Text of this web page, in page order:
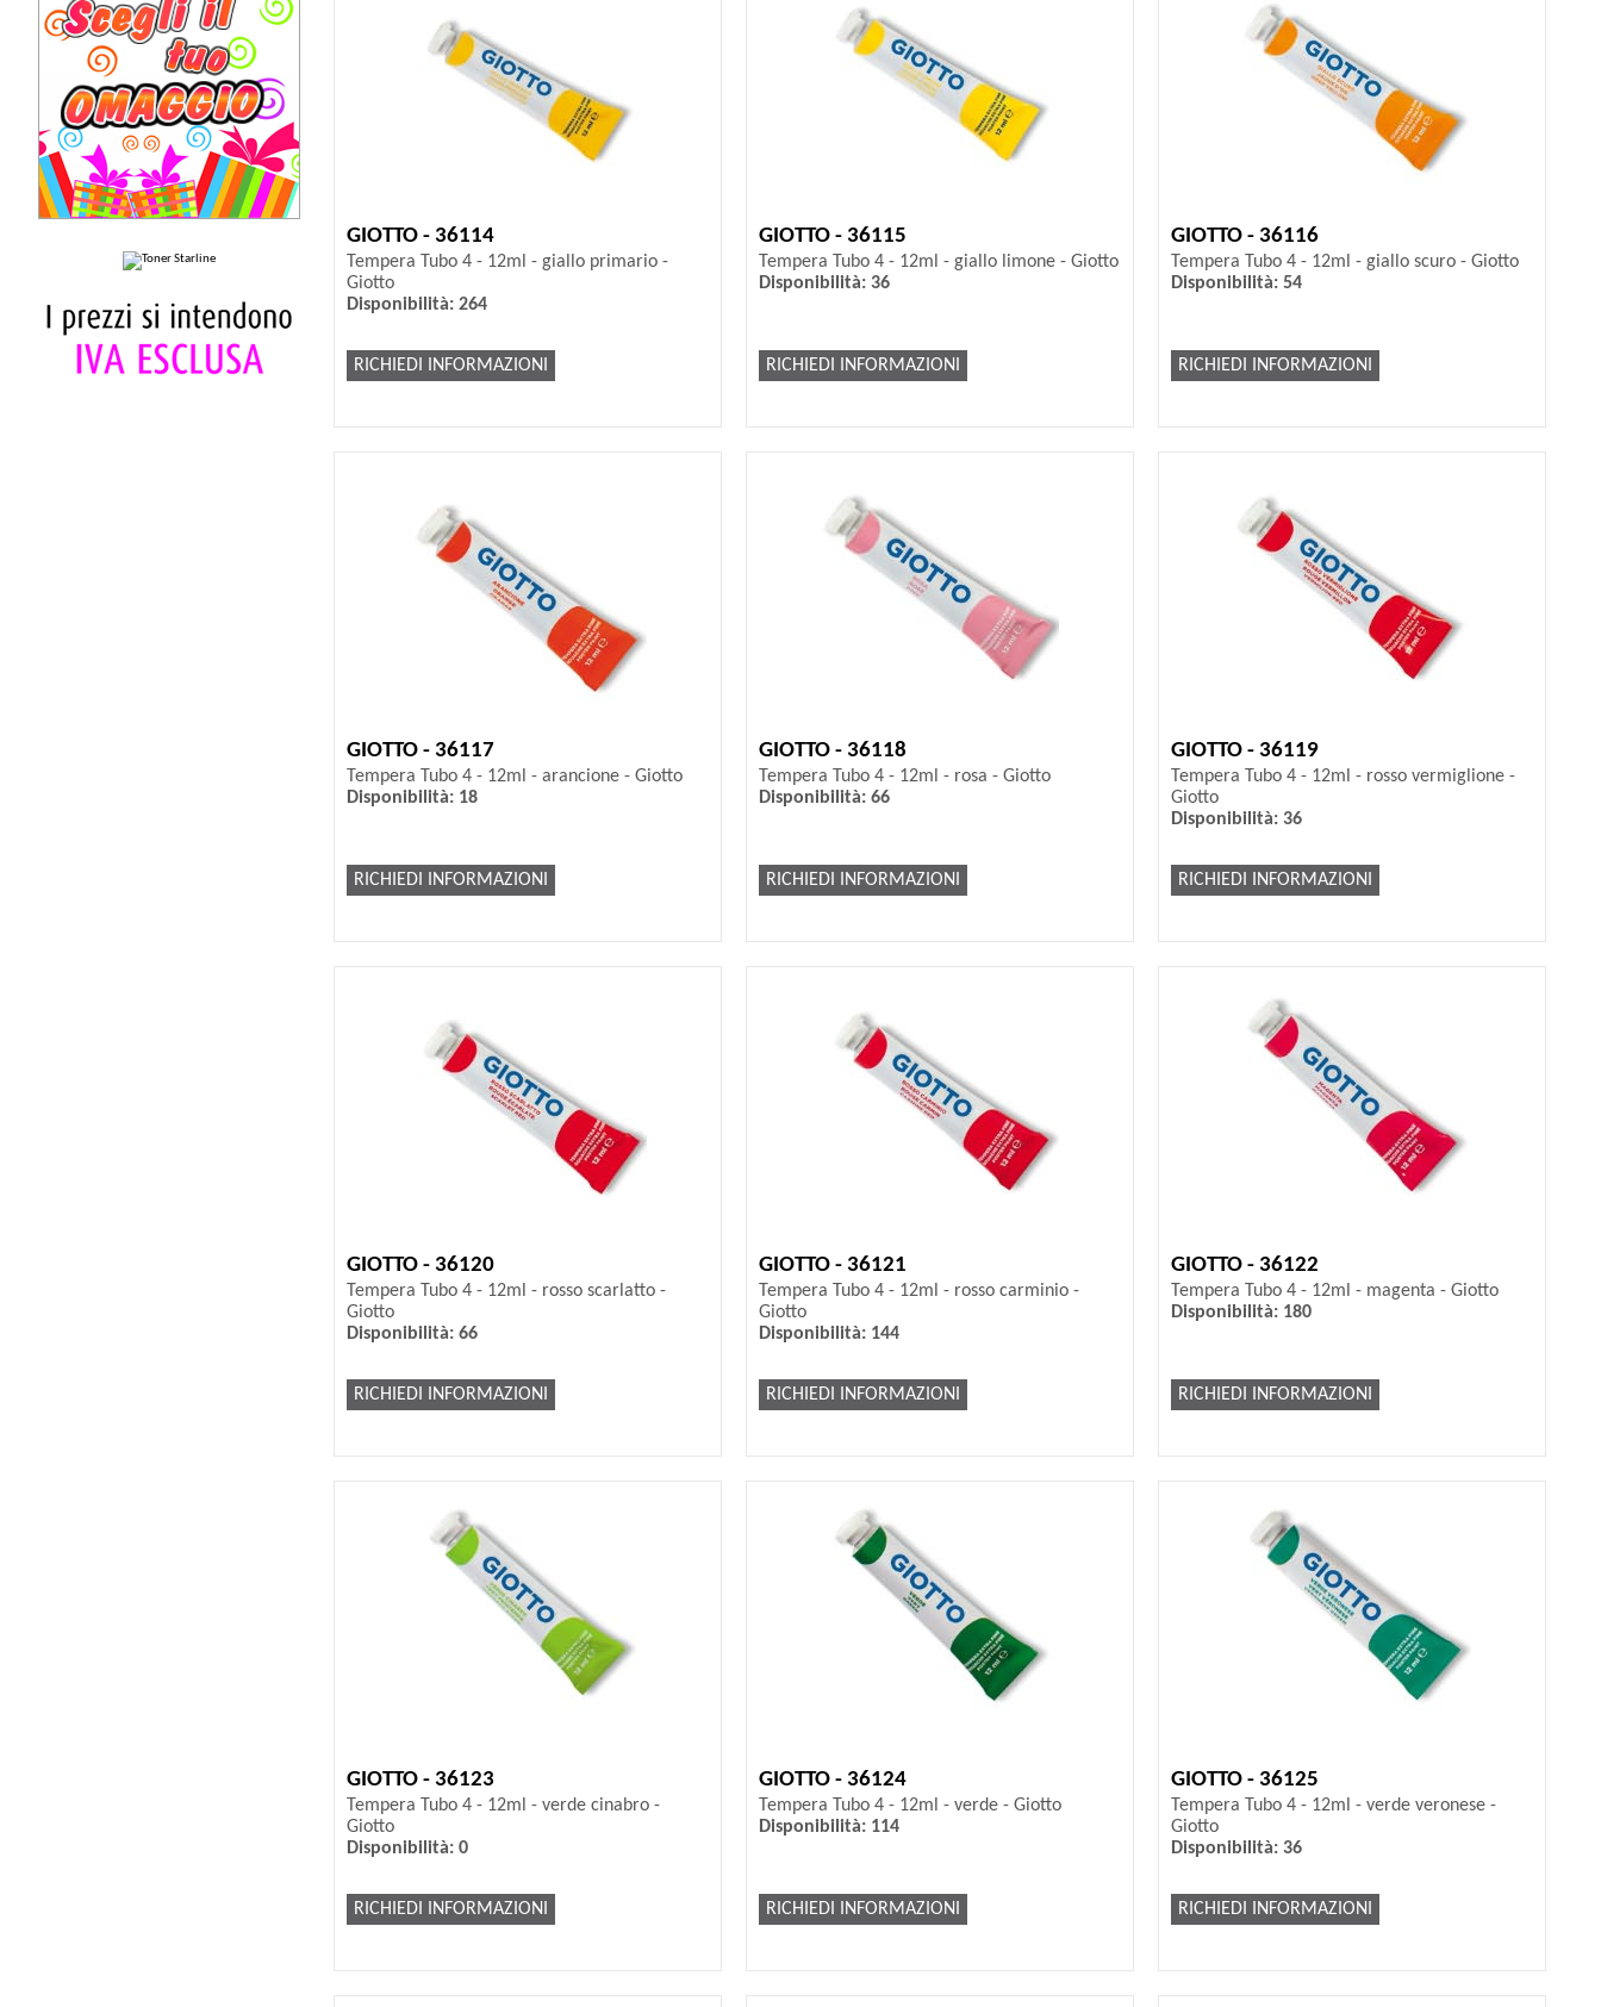
GIOTTO - 36114
Tempera Tubo 4 - 12ml - giallo primario -
Giotto
Disponibilità: 264
RICHIEDI INFORMAZIONI
GIOTTO - 36115
Tempera Tubo 4 - 12ml - giallo limone - Giotto
Disponibilità: 36
RICHIEDI INFORMAZIONI
GIOTTO - 36116
Tempera Tubo 4 - 12ml - giallo scuro - Giotto
Disponibilità: 54
RICHIEDI INFORMAZIONI
GIOTTO - 36117
Tempera Tubo 4 - 12ml - arancione - Giotto
Disponibilità: 18
RICHIEDI INFORMAZIONI
GIOTTO - 36118
Tempera Tubo 4 - 12ml - rosa - Giotto
Disponibilità: 66
RICHIEDI INFORMAZIONI
GIOTTO - 36119
Tempera Tubo 4 - 12ml - rosso vermiglione -
Giotto
Disponibilità: 36
RICHIEDI INFORMAZIONI
GIOTTO - 36120
Tempera Tubo 4 - 12ml - rosso scarlatto -
Giotto
Disponibilità: 66
RICHIEDI INFORMAZIONI
GIOTTO - 36121
Tempera Tubo 4 - 12ml - rosso carminio -
Giotto
Disponibilità: 144
RICHIEDI INFORMAZIONI
GIOTTO - 36122
Tempera Tubo 4 - 12ml - magenta - Giotto
Disponibilità: 180
RICHIEDI INFORMAZIONI
GIOTTO - 36123
Tempera Tubo 4 - 12ml - verde cinabro -
Giotto
Disponibilità: 0
RICHIEDI INFORMAZIONI
GIOTTO - 36124
Tempera Tubo 4 - 12ml - verde - Giotto
Disponibilità: 114
RICHIEDI INFORMAZIONI
GIOTTO - 36125
Tempera Tubo 4 - 12ml - verde veronese -
Giotto
Disponibilità: 36
RICHIEDI INFORMAZIONI